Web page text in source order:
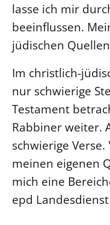
lasse ich mir
beeinflussen.
jüdischen
Im christlich-
nur schwierige
Testament
Rabbiner weiter.
schwierige
meinen eigenen
mich eine
epd